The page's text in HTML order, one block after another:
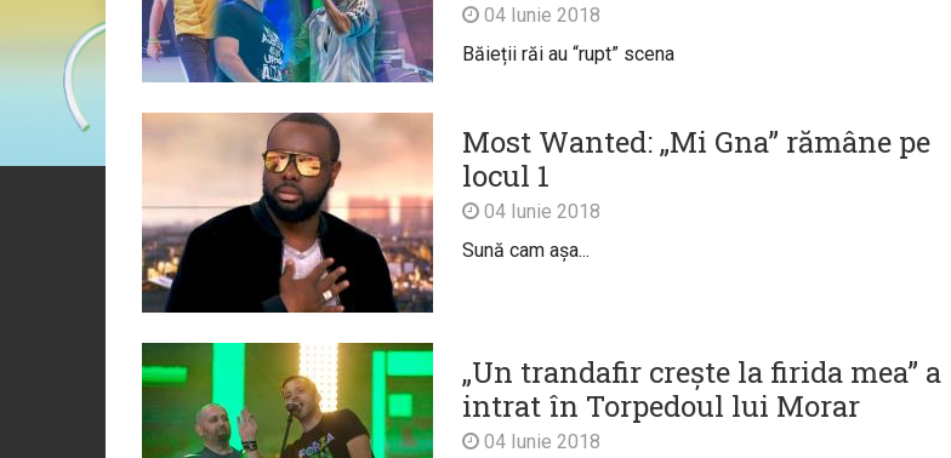
04 Iunie 2018
Băieții răi au “rupt” scena
Most Wanted: „Mi Gna” rămâne pe
locul 1
04 Iunie 2018
Sună cam așa...
„Un trandafir crește la firida mea” a
intrat în Torpedoul lui Morar
04 Iunie 2018